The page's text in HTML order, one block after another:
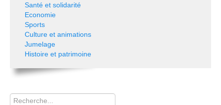
Santé et solidarité
Economie
Sports
Culture et animations
Jumelage
Histoire et patrimoine
Rechercher